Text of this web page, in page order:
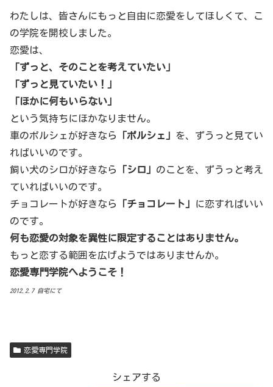
わたしは、皆さんにもっと自由に恋愛をしてほしくて、こ
の学院を開校しました。
恋愛は、
「ずっと、そのことを考えていたい」
「ずっと見ていたい！」
「ほかに何もいらない」
という気持ちにほかなりません。
車のポルシェが好きなら
「ポルシェ」 を、ずうっと見てい
ればいいのです。
飼い犬のシロが好きなら
「シロ」 のことを、ずうっと考え
ていればいいのです。
チョコレートが好きなら
「チョコレート」
に恋すればいい
のです。
何も恋愛の対象を異性に限定することはありません。
もっと恋する範囲を広げようではありませんか。
恋愛専門学院へようこそ！
2012.2.7 自宅にて
恋愛専門学院
シェアする